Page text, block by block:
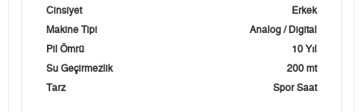
Cinsiyet
Erkek
Makine Tipi
Analog / Digital
Pil Ömrü
10 Yıl
Su Geçirmezlik
200 mt
Tarz
Spor Saat